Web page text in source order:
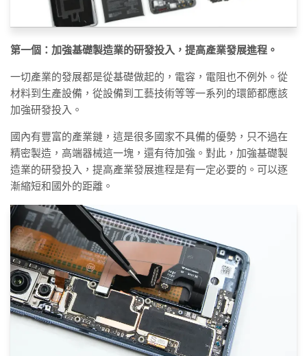
第一個：加強基礎製造業的研發投入，提高產業發展進程。
一切產業的發展都是從基礎做起的，電容，電阻也不例外。從
材料到生產設備，從設備到工藝技術等等一系列的環節都應該
加強研發投入。
國內有豐富的產業鏈，這是很多國家不具備的優勢，只不過在
精密製造，高端器械這一塊，還有待加強。對此，加強基礎製
造業的研發投入，提高產業發展進程是有一定必要的。可以逐
漸縮短和國外的距離。